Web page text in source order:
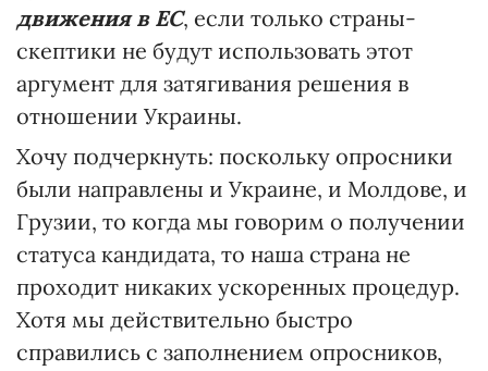
движения в ЕС, если только страны-
скептики не будут использовать этот
аргумент для затягивания решения в
отношении Украины.
Хочу подчеркнуть: поскольку опросники
были направлены и Украине, и Молдове, и
Грузии, то когда мы говорим о получении
статуса кандидата, то наша страна не
проходит никаких ускоренных процедур.
Хотя мы действительно быстро
справились с заполнением опросников,